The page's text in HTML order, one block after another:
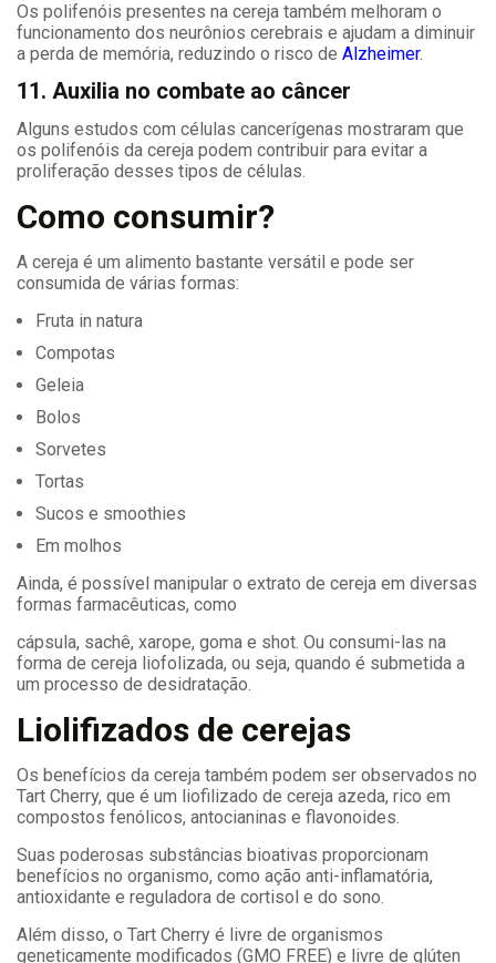
Os polifenóis presentes na cereja também melhoram o
funcionamento dos neurônios cerebrais e ajudam a diminuir
a perda de memória, reduzindo o risco de Alzheimer.
11. Auxilia no combate ao câncer
Alguns estudos com células cancerígenas mostraram que
os polifenóis da cereja podem contribuir para evitar a
proliferação desses tipos de células.
Como consumir?
A cereja é um alimento bastante versátil e pode ser
consumida de várias formas:
Fruta in natura
Compotas
Geleia
Bolos
Sorvetes
Tortas
Sucos e smoothies
Em molhos
Ainda, é possível manipular o extrato de cereja em diversas
formas farmacêuticas, como
cápsula, sachê, xarope, goma e shot. Ou consumi-las na
forma de cereja liofolizada, ou seja, quando é submetida a
um processo de desidratação.
Liolifizados de cerejas
Os benefícios da cereja também podem ser observados no
Tart Cherry, que é um liofilizado de cereja azeda, rico em
compostos fenólicos, antocianinas e flavonoides.
Suas poderosas substâncias bioativas proporcionam
benefícios no organismo, como ação anti-inflamatória,
antioxidante e reguladora de cortisol e do sono.
Além disso, o Tart Cherry é livre de organismos
geneticamente modificados (GMO FREE) e livre de glúten